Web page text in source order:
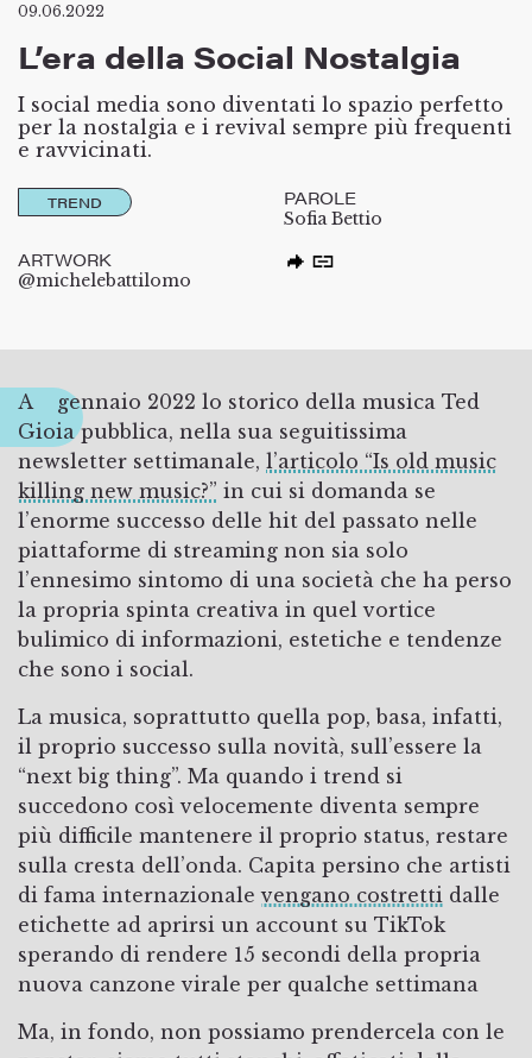
09.06.2022
L’era della Social Nostalgia
I social media sono diventati lo spazio perfetto
per la nostalgia e i revival sempre più frequenti
e ravvicinati.
TREND PAROLE
Sofia Bettio
ARTWORK
@michelebattilomo
A gennaio 2022 lo storico della musica Ted
Gioia pubblica, nella sua seguitissima
newsletter settimanale, l’articolo “Is old music
killing new music?” in cui si domanda se
l’enorme successo delle hit del passato nelle
piattaforme di streaming non sia solo
l’ennesimo sintomo di una società che ha perso
la propria spinta creativa in quel vortice
bulimico di informazioni, estetiche e tendenze
che sono i social.
La musica, soprattutto quella pop, basa, infatti,
il proprio successo sulla novità, sull’essere la
“next big thing”. Ma quando i trend si
succedono così velocemente diventa sempre
più difficile mantenere il proprio status, restare
sulla cresta dell’onda. Capita persino che artisti
di fama internazionalevengano costretti dalle
etichette ad aprirsi un account su TikTok
sperando di rendere 15 secondi della propria
nuova canzone virale per qualche settimana
Ma, in fondo, non possiamo prendercela con le